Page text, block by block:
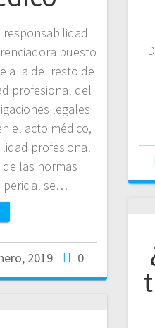
puesto
a la del resto de
profesional del
legales
el acto médico,
profesional
las normas
pericial se…
2019 0